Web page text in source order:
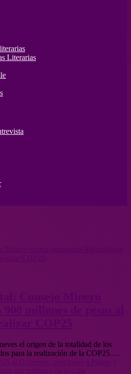
Literarias
el origen de la totalidad de los
para la realización de la COP25.…